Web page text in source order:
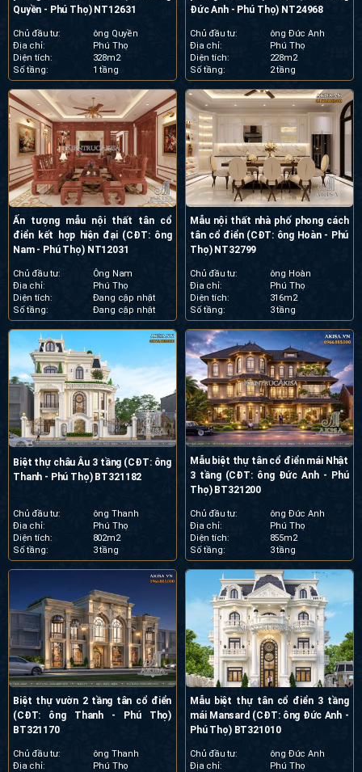
Quyền - Phú Thọ) NT12631
Chủ đầu tư:
ông Quyền
Địa chỉ:
Phú Thọ
Diện tích:
328m2
Số tầng:
1 tầng
Đức Anh - Phú Thọ) NT24968
Chủ đầu tư:
ông Đức Anh
Địa chỉ:
Phú Thọ
Diện tích:
228m2
Số tầng:
2 tầng
Ấn tượng mẫu nội thất tân cổ
điển kết hợp hiện đại (CĐT: ông
Nam - Phú Thọ) NT12031
Chủ đầu tư:
Ông Nam
Địa chỉ:
Phú Thọ
Diện tích:
Đang cập nhật
Số tầng:
Đang cập nhật
Mẫu nội thất nhà phố phong cách
tân cổ điển (CĐT: ông Hoàn - Phú
Thọ) NT32799
Chủ đầu tư:
ông Hoàn
Địa chỉ:
Phú Thọ
Diện tích:
316m2
Số tầng:
3 tầng
Biệt thự châu Âu 3 tầng (CĐT: ông
Thanh - Phú Thọ) BT321182
Chủ đầu tư:
ông Thanh
Địa chỉ:
Phú Thọ
Diện tích:
802m2
Số tầng:
3 tầng
Mẫu biệt thự tân cổ điển mái Nhật
3 tầng (CĐT: ông Đức Anh - Phú
Thọ) BT321200
Chủ đầu tư:
ông Đức Anh
Địa chỉ:
Phú Thọ
Diện tích:
855m2
Số tầng:
3 tầng
Biệt thự vườn 2 tầng tân cổ điển
(CĐT: ông Thanh - Phú Thọ)
BT321170
Chủ đầu tư:
ông Thanh
Địa chỉ:
Phú Thọ
Mẫu biệt thự tân cổ điển 3 tầng
mái Mansard (CĐT: ông Đức Anh -
Phú Thọ) BT321010
Chủ đầu tư:
ông Đức Anh
Địa chỉ:
Phú Thọ